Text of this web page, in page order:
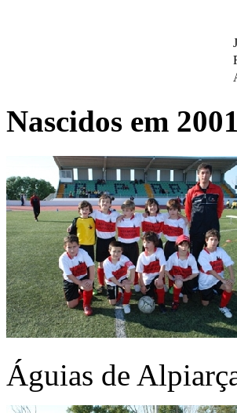
Nascidos em 2001
Águias de